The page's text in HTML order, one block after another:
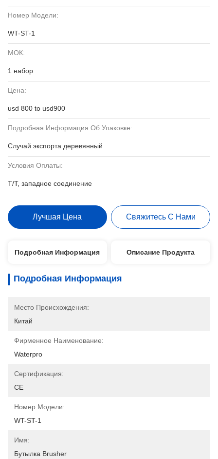
Номер Модели:
WT-ST-1
МОК:
1 набор
Цена:
usd 800 to usd900
Подробная Информация Об Упаковке:
Случай экспорта деревянный
Условия Оплаты:
T/T, западное соединение
Лучшая Цена Свяжитесь С Нами
Подробная Информация Описание Продукта
Подробная Информация
Место Происхождения:
Китай
Фирменное Наименование:
Waterpro
Сертификация:
CE
Номер Модели:
WT-ST-1
Имя:
Бутылка Brusher